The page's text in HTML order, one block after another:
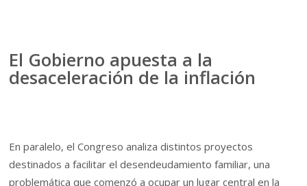
El Gobierno apuesta a la
desaceleración de la inflación
En paralelo, el Congreso analiza distintos proyectos
destinados a facilitar el desendeudamiento familiar, una
problemática que comenzó a ocupar un lugar central en la